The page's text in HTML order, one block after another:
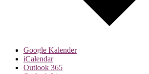
Google Kalender
iCalendar
Outlook 365